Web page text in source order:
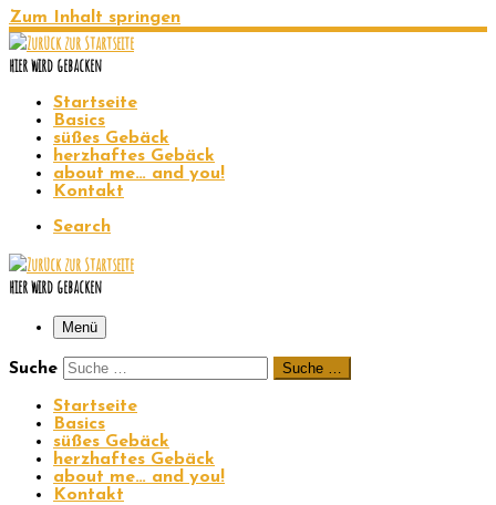
Zum Inhalt springen
hier wird gebacken
Startseite
Basics
süßes Gebäck
herzhaftes Gebäck
about me… and you!
Kontakt
Search
hier wird gebacken
Menü
Suche Suche …
Startseite
Basics
süßes Gebäck
herzhaftes Gebäck
about me… and you!
Kontakt